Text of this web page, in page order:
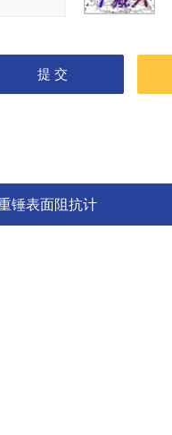
锤表面阻抗计